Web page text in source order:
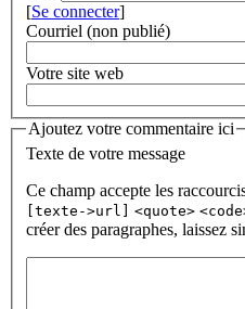
[Se connecter]
Courriel (non publié)
Votre site web
Ajoutez votre commentaire ici
Texte de votre message
Ce champ accepte les
[texte->url]
<quote>
créer des paragraphes, laissez